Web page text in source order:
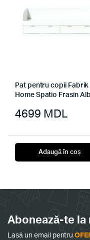
Pat pentru copii Fabrik
Home Spatio Frasin Alb
4699 MDL
Adaugă în coș
Abonează-te la
Lasă un email pentru